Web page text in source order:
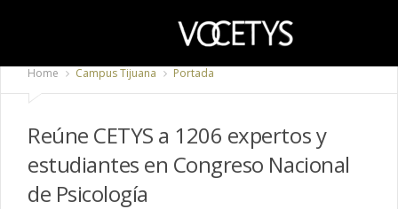
Home Campus Tijuana Portada
Reúne CETYS a 1206 expertos y
estudiantes en Congreso Nacional
de Psicología